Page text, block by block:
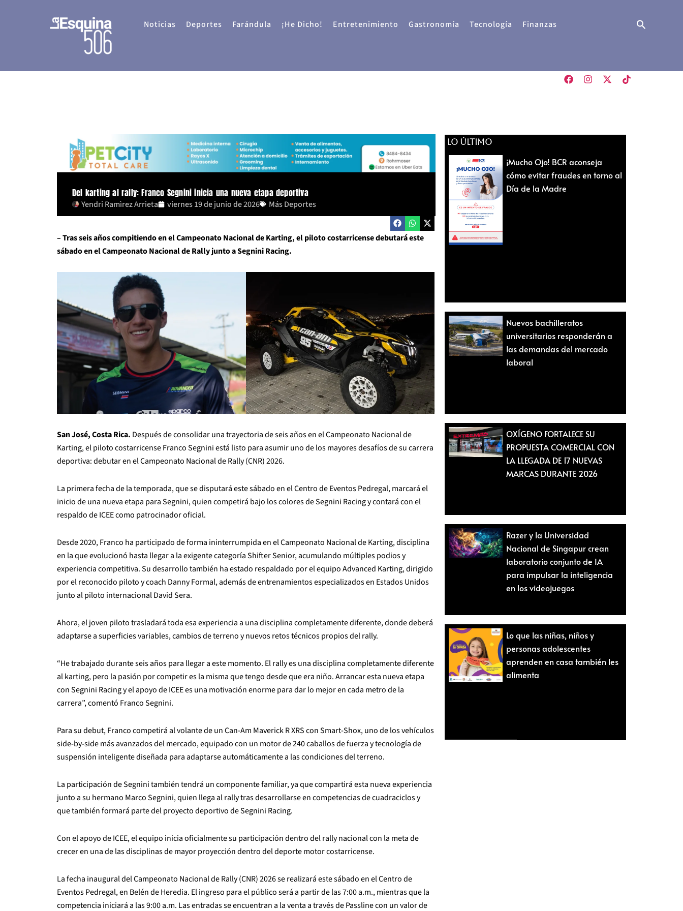
Noticias Deportes Farándula ¡He Dicho! Entretenimiento Gastronomía Tecnología Finanzas Buscar
Del karting al rally: Franco Segnini inicia una nueva etapa deportiva
Yendri Ramìrez Arrieta viernes 19 de junio de 2026 Más Deportes
– Tras seis años compitiendo en el Campeonato Nacional de Karting, el piloto costarricense debutará este
sábado en el Campeonato Nacional de Rally junto a Segnini Racing.
San José, Costa Rica. Después de consolidar una trayectoria de seis años en el Campeonato Nacional de
Karting, el piloto costarricense Franco Segnini está listo para asumir uno de los mayores desafíos de su carrera
deportiva: debutar en el Campeonato Nacional de Rally (CNR) 2026.
La primera fecha de la temporada, que se disputará este sábado en el Centro de Eventos Pedregal, marcará el
inicio de una nueva etapa para Segnini, quien competirá bajo los colores de Segnini Racing y contará con el
respaldo de ICEE como patrocinador oficial.
Desde 2020, Franco ha participado de forma ininterrumpida en el Campeonato Nacional de Karting, disciplina
en la que evolucionó hasta llegar a la exigente categoría Shifter Senior, acumulando múltiples podios y
experiencia competitiva. Su desarrollo también ha estado respaldado por el equipo Advanced Karting, dirigido
por el reconocido piloto y coach Danny Formal, además de entrenamientos especializados en Estados Unidos
junto al piloto internacional David Sera.
Ahora, el joven piloto trasladará toda esa experiencia a una disciplina completamente diferente, donde deberá
adaptarse a superficies variables, cambios de terreno y nuevos retos técnicos propios del rally.
“He trabajado durante seis años para llegar a este momento. El rally es una disciplina completamente diferente
al karting, pero la pasión por competir es la misma que tengo desde que era niño. Arrancar esta nueva etapa
con Segnini Racing y el apoyo de ICEE es una motivación enorme para dar lo mejor en cada metro de la
carrera”, comentó Franco Segnini.
Para su debut, Franco competirá al volante de un Can-Am Maverick R XRS con Smart-Shox, uno de los vehículos
side-by-side más avanzados del mercado, equipado con un motor de 240 caballos de fuerza y tecnología de
suspensión inteligente diseñada para adaptarse automáticamente a las condiciones del terreno.
La participación de Segnini también tendrá un componente familiar, ya que compartirá esta nueva experiencia
junto a su hermano Marco Segnini, quien llega al rally tras desarrollarse en competencias de cuadraciclos y
que también formará parte del proyecto deportivo de Segnini Racing.
Con el apoyo de ICEE, el equipo inicia oficialmente su participación dentro del rally nacional con la meta de
crecer en una de las disciplinas de mayor proyección dentro del deporte motor costarricense.
La fecha inaugural del Campeonato Nacional de Rally (CNR) 2026 se realizará este sábado en el Centro de
Eventos Pedregal, en Belén de Heredia. El ingreso para el público será a partir de las 7:00 a.m., mientras que la
competencia iniciará a las 9:00 a.m. Las entradas se encuentran a la venta a través de Passline con un valor de
LO ÚLTIMO
¡Mucho Ojo! BCR aconseja
cómo evitar fraudes en torno al
Día de la Madre
Nuevos bachilleratos
universitarios responderán a
las demandas del mercado
laboral
OXÍGENO FORTALECE SU
PROPUESTA COMERCIAL CON
LA LLEGADA DE 17 NUEVAS
MARCAS DURANTE 2026
Razer y la Universidad
Nacional de Singapur crean
laboratorio conjunto de IA
para impulsar la inteligencia
en los videojuegos
Lo que las niñas, niños y
personas adolescentes
aprenden en casa también les
alimenta